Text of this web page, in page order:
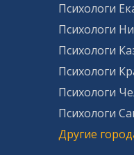
Психологи
Психологи
Психологи
Психологи
Психологи
Психологи
Другие